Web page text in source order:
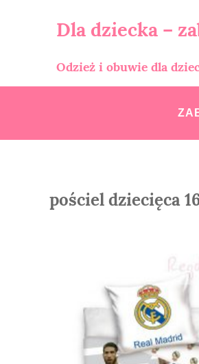
Dla dziecka –
Odzież i obuwie dla
pościel dziecięca